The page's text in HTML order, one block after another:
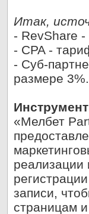
Итак,
- RevShare -
- CPA -
- Суб-
размере 3%.
«Мелбет
записи,
страницам